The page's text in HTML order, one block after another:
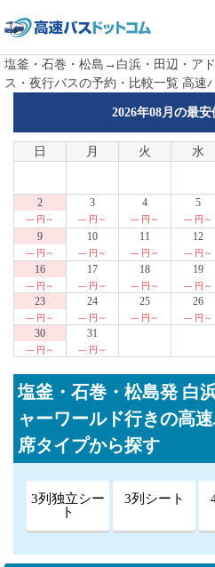
塩釜・石巻・松島→白浜・田辺・ア
ス・夜行バスの予約・比較一覧 高速
2026年08月の最安
日 月 火 水
2
--- 円～
3
--- 円～
4
--- 円～
5
--- 円～
9
--- 円～
10
--- 円～
11
--- 円～
12
--- 円～
16
--- 円～
17
--- 円～
18
--- 円～
19
--- 円～
23
--- 円～
24
--- 円～
25
--- 円～
26
--- 円～
30
--- 円～
31
--- 円～
塩釜・石巻・松島発 白
ャーワールド行きの高
席タイプから探す
3列独立シー
ト
3列シート